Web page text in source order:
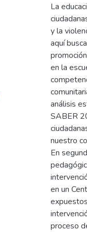
La
y la
aquí
en la
análisis
SABER
nuestro
En
en un
proceso